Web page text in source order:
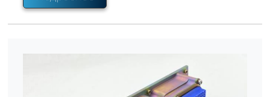
влажностью, военную связь.